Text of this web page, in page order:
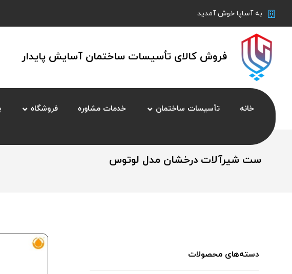
به آساپا خوش آمدید
فروش کالای تأسیسات ساختمان آسایش پایدار
خانه تأسیسات ساختمان خدمات مشاوره فروشگاه
ست شیرآلات درخشان مدل لوتوس
دسته‌های محصولات